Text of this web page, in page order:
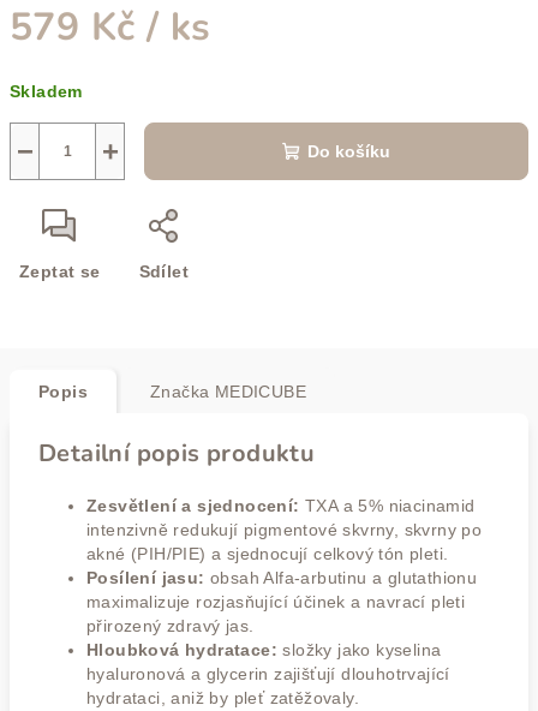
579 Kč/ ks
cena:
Skladem
+
− Do košíku
Zeptat se Sdílet
Popis Značka MEDICUBE
Detailní popis produktu
Zesvětlení a sjednocení: TXA a 5% niacinamid
intenzivně redukují pigmentové skvrny, skvrny po
akné (PIH/PIE) a sjednocují celkový tón pleti.
Posílení jasu: obsah Alfa-arbutinu a glutathionu
maximalizuje rozjasňující účinek a navrací pleti
přirozený zdravý jas.
Hloubková hydratace: složky jako kyselina
hyaluronová a glycerin zajišťují dlouhotrvající
hydrataci, aniž by pleť zatěžovaly.